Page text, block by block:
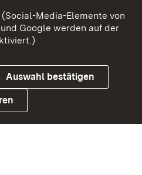
Datenschutz
Media-Elemente von
Google werden auf der
Auswahl bestätigen